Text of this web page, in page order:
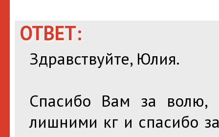
ОТВЕТ:
Здравствуйте, Юлия.
Спасибо Вам за
лишними кг и спасибо